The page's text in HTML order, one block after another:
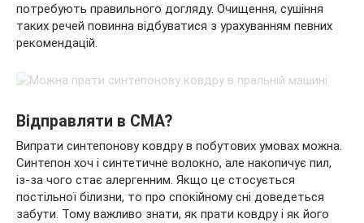
потребують правильного догляду. Очищення, сушіння
таких речей повинна відбуватися з урахуванням певних
рекомендацій.
Відправляти в СМА?
Випрати синтепонову ковдру в побутових умовах можна.
Синтепон хоч і синтетичне волокно, але накопичує пил,
із-за чого стає алергенним. Якщо це стосується
постільної білизни, то про спокійному сні доведеться
забути. Тому важливо знати, як прати ковдру і як його